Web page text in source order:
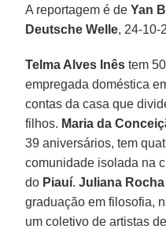
A reportagem é deYan
Deutsche Welle, 24-10-
Telma Alves Inês tem
empregada doméstica
contas da casa que
filhos. Maria da
39 aniversários, tem
comunidade isolada na
do Piauí.Juliana Rocha
graduação em filosofia,
um coletivo de artistas